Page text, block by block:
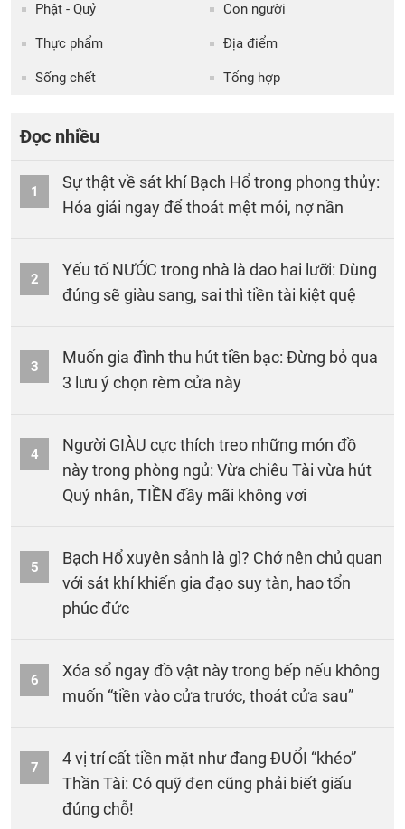
Phật - Quỷ Con người
Thực phẩm Địa điểm
Sống chết Tổng hợp
Đọc nhiều
1
Sự thật về sát khí Bạch Hổ trong phong thủy:
Hóa giải ngay để thoát mệt mỏi, nợ nần
2
Yếu tố NƯỚC trong nhà là dao hai lưỡi: Dùng
đúng sẽ giàu sang, sai thì tiền tài kiệt quệ
3
Muốn gia đình thu hút tiền bạc: Đừng bỏ qua
3 lưu ý chọn rèm cửa này
4
Người GIÀU cực thích treo những món đồ
này trong phòng ngủ: Vừa chiêu Tài vừa hút
Quý nhân, TIỀN đầy mãi không vơi
5
Bạch Hổ xuyên sảnh là gì? Chớ nên chủ quan
với sát khí khiến gia đạo suy tàn, hao tổn
phúc đức
6
Xóa sổ ngay đồ vật này trong bếp nếu không
muốn “tiền vào cửa trước, thoát cửa sau”
7
4 vị trí cất tiền mặt như đang ĐUỔI “khéo”
Thần Tài: Có quỹ đen cũng phải biết giấu
đúng chỗ!